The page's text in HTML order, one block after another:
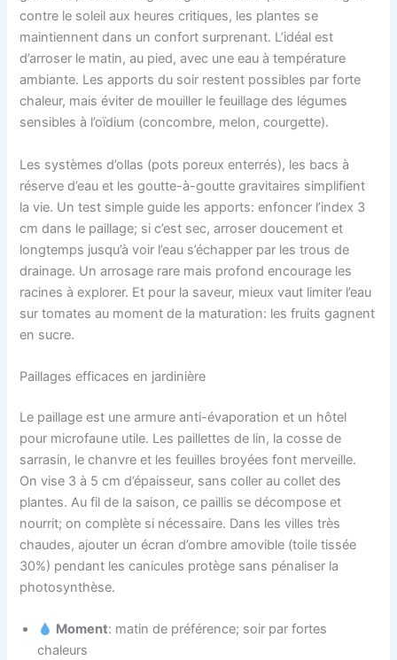
contre le soleil aux heures critiques, les plantes se
maintiennent dans un confort surprenant. L’idéal est
d’arroser le matin, au pied, avec une eau à température
ambiante. Les apports du soir restent possibles par forte
chaleur, mais éviter de mouiller le feuillage des légumes
sensibles à l’oïdium (concombre, melon, courgette).
Les systèmes d’ollas (pots poreux enterrés), les bacs à
réserve d’eau et les goutte-à-goutte gravitaires simplifient
la vie. Un test simple guide les apports: enfoncer l’index 3
cm dans le paillage; si c’est sec, arroser doucement et
longtemps jusqu’à voir l’eau s’échapper par les trous de
drainage. Un arrosage rare mais profond encourage les
racines à explorer. Et pour la saveur, mieux vaut limiter l’eau
sur tomates au moment de la maturation: les fruits gagnent
en sucre.
Paillages efficaces en jardinière
Le paillage est une armure anti-évaporation et un hôtel
pour microfaune utile. Les paillettes de lin, la cosse de
sarrasin, le chanvre et les feuilles broyées font merveille.
On vise 3 à 5 cm d’épaisseur, sans coller au collet des
plantes. Au fil de la saison, ce paillis se décompose et
nourrit; on complète si nécessaire. Dans les villes très
chaudes, ajouter un écran d’ombre amovible (toile tissée
30%) pendant les canicules protège sans pénaliser la
photosynthèse.
Moment: matin de préférence; soir par fortes
chaleurs